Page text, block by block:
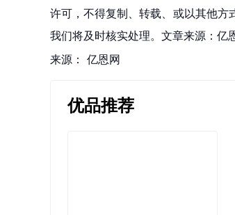
许可，不得复制、转载、或以其他
我们将及时核实处理。文章来源：亿
来源： 亿恩网
优品推荐